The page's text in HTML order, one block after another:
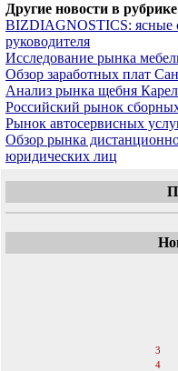
Другие новости в
BIZDIAGNOSTICS: ясные
руководителя
Исследование рынка
Обзор заработных плат
Анализ рынка щебня
Российский рынок
Рынок автосервисных
Обзор рынка
юридических лиц
3
4